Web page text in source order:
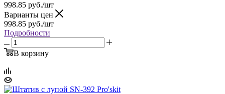
998.85 руб./шт
Варианты цен
998.85 руб./шт
Подробности
В корзину